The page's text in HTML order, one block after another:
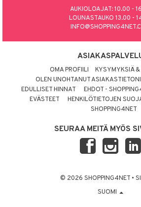
AUKIOLOAJAT: 10.00 -
LOUNASTAUKO 13.00 -
OMA PROFIILI
KYSYMYKSIÄ &
OLEN UNOHTANUT ASIAKASTIETONI
EDULLISET HINNAT
EHDOT -
EVÄSTEET
HENKILÖTIETOJEN
SHOPPING4NET
SEURAA MEITÄ MYÖS
© 2026 SHOPPING4NET •
SUOMI